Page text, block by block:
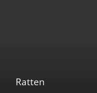
Ratten